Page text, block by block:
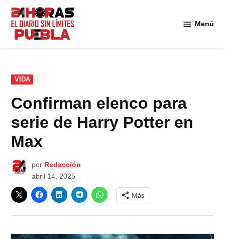
Saltar
contenido
Menú
PUBLICADO
EN
VIDA
Confirman elenco para
serie de Harry Potter en
Max
por Redacción
abril 14, 2025
Más